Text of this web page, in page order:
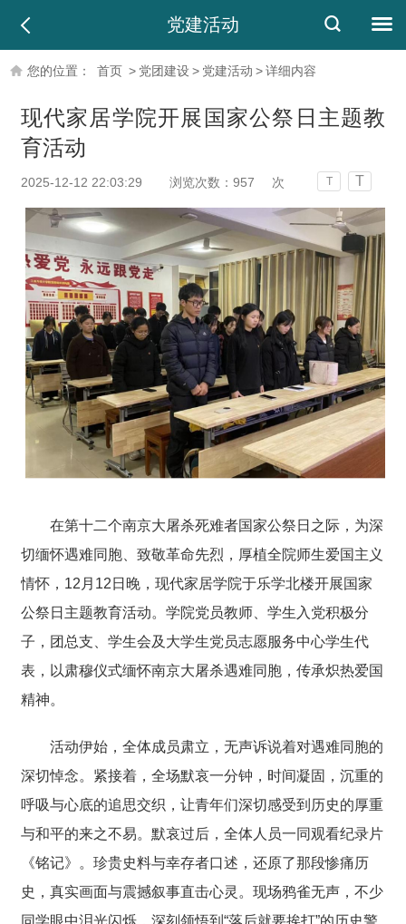
党建活动
您的位置： 首页 > 党团建设> 党建活动 >详细内容
现代家居学院开展国家公祭日主题教
育活动
2025-12-12 22:03:29 浏览次数： 957 次 T T
在第十二个南京大屠杀死难者国家公祭日之际，为深
切缅怀遇难同胞、致敬革命先烈，厚植全院师生爱国主义
情怀，12月12日晚，现代家居学院于乐学北楼开展国家
公祭日主题教育活动。学院党员教师、学生入党积极分
子，团总支、学生会及大学生党员志愿服务中心学生代
表，以肃穆仪式缅怀南京大屠杀遇难同胞，传承炽热爱国
精神。
活动伊始，全体成员肃立，无声诉说着对遇难同胞的
深切悼念。紧接着，全场默哀一分钟，时间凝固，沉重的
呼吸与心底的追思交织，让青年们深切感受到历史的厚重
与和平的来之不易。默哀过后，全体人员一同观看纪录片
《铭记》。珍贵史料与幸存者口述，还原了那段惨痛历
史，真实画面与震撼叙事直击心灵。现场鸦雀无声，不少
同学眼中泪光闪烁，深刻领悟到“落后就要挨打”的历史警